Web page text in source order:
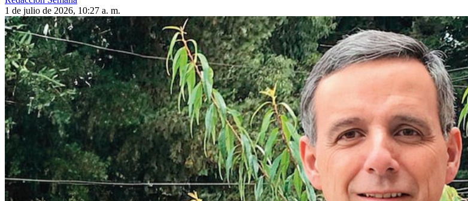
1 de julio de 2026, 10:27 a. m.